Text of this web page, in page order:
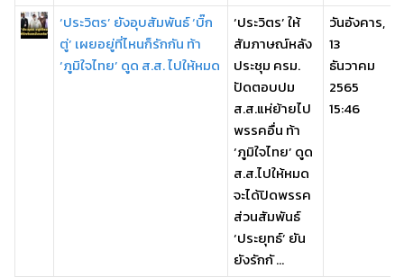
‘ประวิตร’ ยังอุบสัมพันธ์ ‘บิ๊ก
ตู่’ เผยอยู่ที่ไหนก็รักกัน ท้า
‘ภูมิใจไทย’ ดูด ส.ส. ไปให้หมด
‘ประวิตร’ ให้
สัมภาษณ์หลัง
ประชุม ครม.
ปัดตอบปม
ส.ส.แห่ย้ายไป
พรรคอื่น ท้า
‘ภูมิใจไทย’ ดูด
ส.ส.ไปให้หมด
จะได้ปิดพรรค
ส่วนสัมพันธ์
‘ประยุทธ์’ ยัน
ยังรักกั ...
วันอังคาร,
13
ธันวาคม
2565
15:46